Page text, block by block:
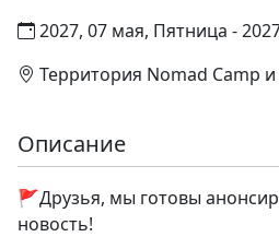
2027, 07 мая, Пятница -
Территория Nomad Camp
Описание
🚩Друзья, мы готовы
новость!